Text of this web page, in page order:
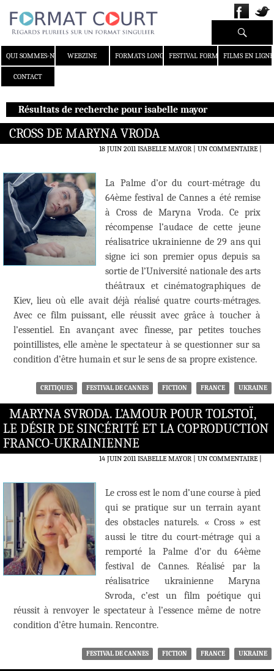
QUI SOMMES-NOUS ?WEBZINE FORMATS LONGS FESTIVAL FORMAT COURT
FILMS EN LIGNE
CONTACT
Recherche
Résultats de recherche pour isabelle mayor
CROSS DE MARYNA VRODA
18 JUIN 2011 ISABELLE MAYOR UN COMMENTAIRE|
La Palme d’or du court-métrage du
64ème festival de Cannes a été remise
à Cross de Maryna Vroda. Ce prix
récompense l’audace de cette jeune
réalisatrice ukrainienne de 29 ans qui
signe ici son premier opus depuis sa
sortie de l’Université nationale des arts
théâtraux et cinématographiques de
Kiev, lieu où elle avait déjà réalisé quatre courts-métrages.
Avec ce film puissant, elle réussit avec grâce à toucher à
l’essentiel. En avançant avec finesse, par petites touches
pointillistes, elle amène le spectateur à se questionner sur sa
condition d’être humain et sur le sens de sa propre existence.
CRITIQUES FESTIVAL DE CANNES FICTION FRANCE UKRAINE
MARYNA SVRODA. L’AMOUR POUR TOLSTOÏ,
LE DÉSIR DE SINCÉRITÉ ET LA COPRODUCTION
FRANCO-UKRAINIENNE
14 JUIN 2011 ISABELLE MAYOR UN COMMENTAIRE|
Le cross est le nom d’une course à pied
qui se pratique sur un terrain ayant
des obstacles naturels. « Cross » est
aussi le titre du court-métrage qui a
remporté la Palme d’or du 64ème
festival de Cannes. Réalisé par la
réalisatrice ukrainienne Maryna
Svroda, c’est un film poétique qui
réussit à renvoyer le spectateur à l’essence même de notre
condition d’être humain. Rencontre.
FESTIVAL DE CANNES FICTION FRANCE UKRAINE